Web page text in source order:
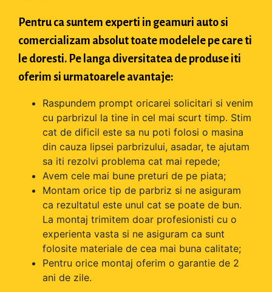
Pentru ca suntem experti in geamuri auto si
comercializam absolut toate modelele pe care ti
le doresti. Pe langa diversitatea de produse iti
oferim si urmatoarele avantaje:
Raspundem prompt oricarei solicitari si venim
cu parbrizul la tine in cel mai scurt timp. Stim
cat de dificil este sa nu poti folosi o masina
din cauza lipsei parbrizului, asadar, te ajutam
sa iti rezolvi problema cat mai repede;
Avem cele mai bune preturi de pe piata;
Montam orice tip de parbriz si ne asiguram
ca rezultatul este unul cat se poate de bun.
La montaj trimitem doar profesionisti cu o
experienta vasta si ne asiguram ca sunt
folosite materiale de cea mai buna calitate;
Pentru orice montaj oferim o garantie de 2
ani de zile.